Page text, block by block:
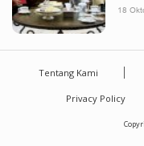
18
Tentang Kami
Privacy Policy